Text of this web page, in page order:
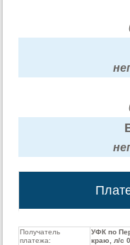
Получатель
платежа:
УФК по
краю, л/с